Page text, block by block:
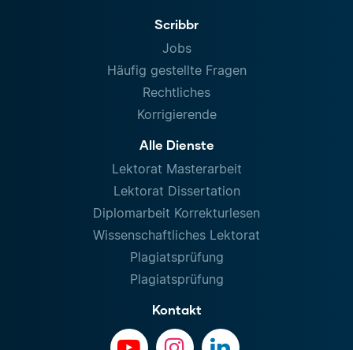
Scribbr
Jobs
Häufig gestellte Fragen
Rechtliches
Korrigierende
Alle Dienste
Lektorat Masterarbeit
Lektorat Dissertation
Diplomarbeit Korrekturlesen
Wissenschaftliches Lektorat
Plagiatsprüfung
Plagiatsprüfung
Kontakt